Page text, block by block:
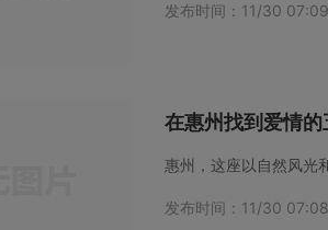
发布时间：11/30 07:09
在惠州找到爱情
发布时间：11/30 07:08